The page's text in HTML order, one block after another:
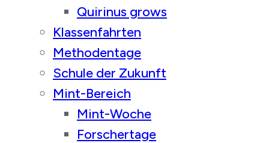
Quirinus grows
Klassenfahrten
Methodentage
Schule der Zukunft
Mint-Bereich
Mint-Woche
Forschertage